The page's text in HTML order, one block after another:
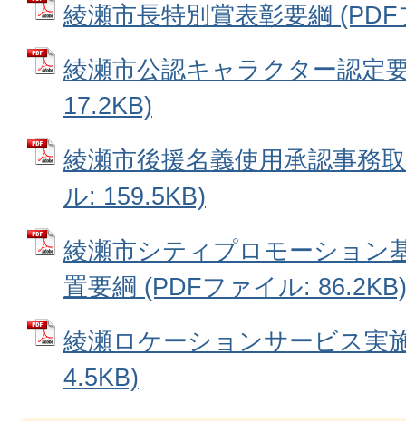
綾瀬市長特別賞表彰要綱
綾瀬市公認キャラクター認定
17.2KB)
綾瀬市後援名義使用承認事務
ル: 159.5KB)
綾瀬市シティプロモーション
置要綱 (PDFファイル: 86.2KB)
綾瀬ロケーションサービス実
4.5KB)